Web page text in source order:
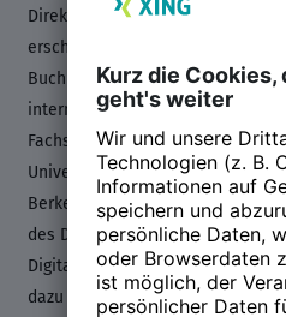
Direktor am The New Institute.
erschienenes Buch „Warum es
Buch „Moralischer Fortschritt in
internationale Bestseller, die ihn
Fachs hinaus bekannt gemacht
Universitäten dieser Welt gelehrt
Berkeley, NYU, Tokyo, Stanford).
des Denkens“ (2015) widmet er
Digitalisierung aus
dazu u.a. mit Partnern aus